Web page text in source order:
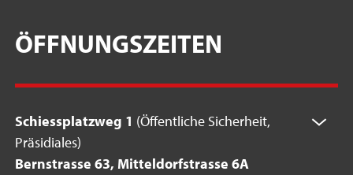
ÖFFNUNGSZEITEN
Schiessplatzweg 1 (Öffentliche Sicherheit,
Präsidiales)
Bernstrasse 63, Mitteldorfstrasse 6A